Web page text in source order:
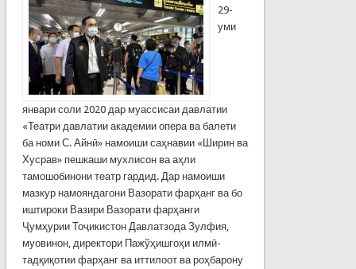
29-
уми
январи соли 2020 дар муассисаи давлатии
«Театри давлатии академии опера ва балети
ба номи С. Айнӣ» намоиши саҳнавии «Ширин ва
Хусрав» пешкаши мухлисон ва аҳли
тамошобинони театр гардид. Дар намоиши
мазкур намояндагони Вазорати фарҳанг ва бо
иштироки Вазири Вазорати фарҳанги
Ҷумҳурии Тоҷикистон Давлатзода Зулфия,
муовинон, директори Пажўҳишгоҳи илмӣ-
тадқиқотии фарҳанг ва иттилоот ва роҳбарону